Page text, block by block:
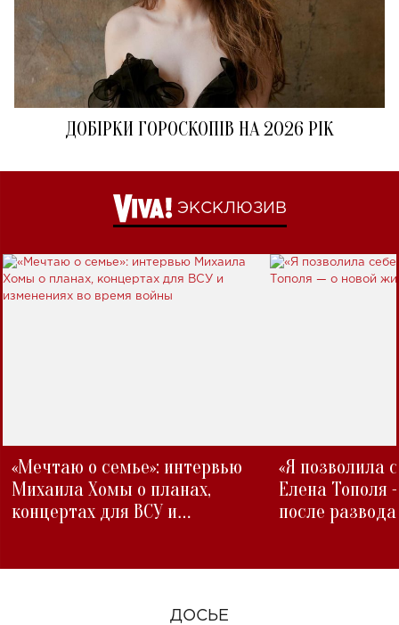
ДОБІРКИ ГОРОСКОПІВ НА 2026 РІК
ЭКСКЛЮЗИВ
«Мечтаю о семье»: интервью
Михаила Хомы о планах,
концертах для ВСУ и
«Я позволила
Елена Тополя
после развода
ДОСЬЕ